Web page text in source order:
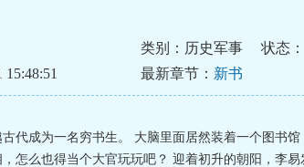
类别：历史军事
状态
最新章节： 新书
代成为一名穷书生。 大脑里面居然装着一个图书
怎么也得当个大官玩玩吧？ 迎着初升的朝阳，李易